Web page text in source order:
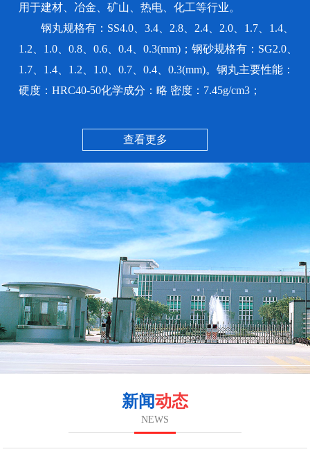
用于建材、冶金、矿山、热电、化工等行业。
钢丸规格有：SS4.0、3.4、2.8、2.4、2.0、1.7、1.4、
1.2、1.0、0.8、0.6、0.4、0.3(mm)；钢砂规格有：SG2.0、
1.7、1.4、1.2、1.0、0.7、0.4、0.3(mm)。钢丸主要性能：
硬度：HRC40-50化学成分：略 密度：7.45g/cm3；
查看更多
新闻动态
NEWS